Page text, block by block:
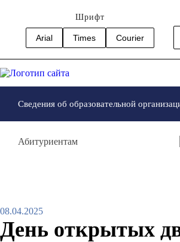
Шрифт
Arial Times Courier
Сведения об образовательной
Абитуриентам
08.04.2025
День открытых